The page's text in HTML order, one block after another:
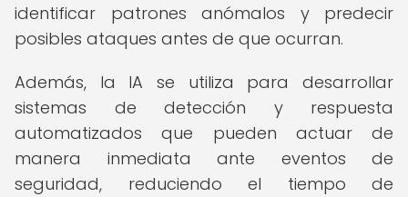
identificar patrones anómalos y predecir
posibles ataques antes de que ocurran.
Además, la IA se utiliza para desarrollar
sistemas de detección y respuesta
automatizados que pueden actuar de
manera inmediata ante eventos de
seguridad, reduciendo el tiempo de